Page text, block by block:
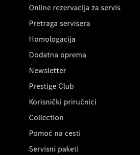
Online rezervacija za servis
Pretraga servisera
Homologacija
Dodatna oprema
Newsletter
Prestige Club
Korisnički priručnici
Collection
Pomoć na cesti
Servisni paketi